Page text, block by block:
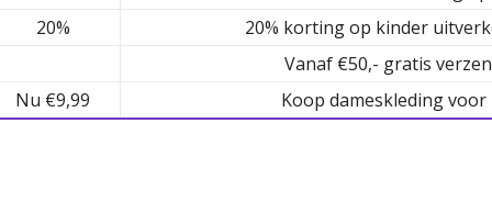
20%
20% korting op kinder
Vanaf €50,- gratis
Nu €9,99
Koop dameskleding voor